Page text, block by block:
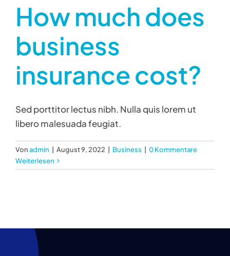
How much does
business
insurance cost?
Sed porttitor lectus nibh. Nulla quis lorem ut
libero malesuada feugiat.
Vonadmin August 9, 2022 Business
0 Kommentare
Weiterlesen